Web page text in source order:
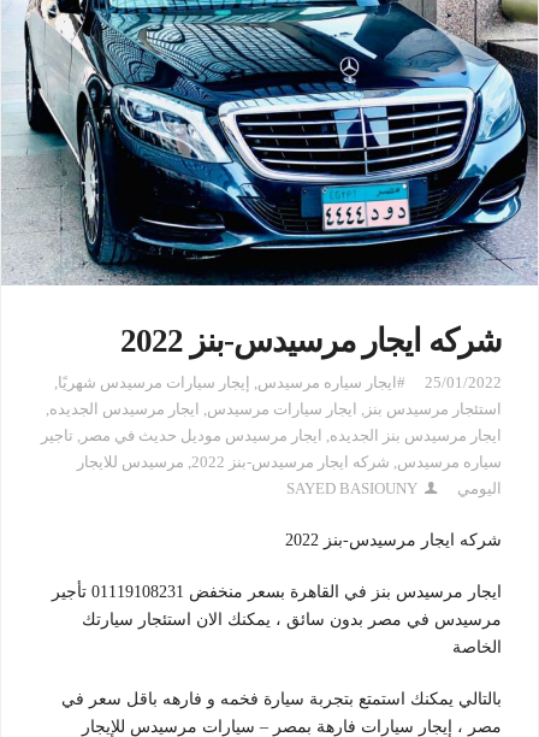
شركه ايجار مرسيدس-بنز 2022
25/01/2022 #ايجار سياره مرسيدس إيجار سيارات مرسيدس شهريًا
استئجار مرسيدس بنز
ايجار سيارات مرسيدس ايجار مرسيدس الجديده
ايجار مرسيدس بنز الجديده ايجار مرسيدس موديل حديث في مصر
تاجير
سياره مرسيدس شركه ايجار مرسيدس-بنز 2022
مرسيدس للايجار
اليومي
SAYED BASIOUNY
شركه ايجار مرسيدس-بنز 2022
ايجار مرسيدس بنز في القاهرة بسعر منخفض 01119108231 تأجير
مرسيدس في مصر بدون سائق ، يمكنك الان استئجار سيارتك
الخاصة
بالتالي يمكنك استمتع بتجربة سيارة فخمه و فارهه باقل سعر في
مصر ، إيجار سيارات فارهة بمصر – سيارات مرسيدس للإيجار